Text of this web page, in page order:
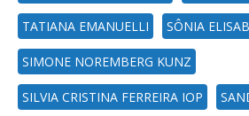
TATIANA EMANUELLI SÔNIA
SIMONE NOREMBERG KUNZ
SILVIA CRISTINA FERREIRA IOP